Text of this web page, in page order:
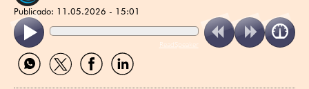
Publicado: 11.05.2026 - 15:01
ReadSpeaker
Compartir
por
Compartir
por
Compartir
por
Compartir
por